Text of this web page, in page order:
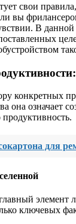
свои
ли вы
В
конкретных
она
для
элемент
ключевых